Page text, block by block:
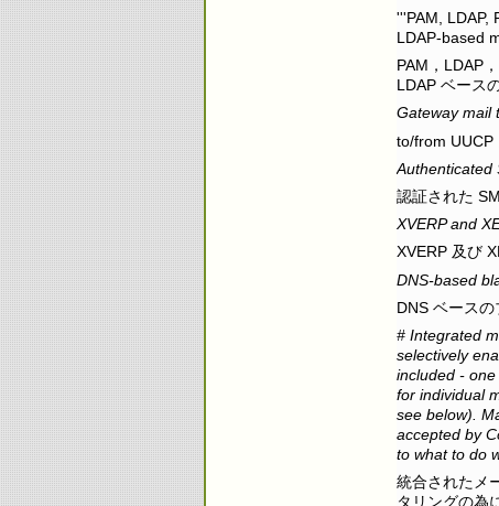
'''PAM, LDAP,
LDAP-based
PAM，LDAP
LDAP ベース
Gateway mail
to/from UUCP
Authenticated
認証された
XVERP and
XVERP 及び
DNS-based
DNS ベース
# Integrated
selectively
included -
for individual
see below).
accepted by
to what to do
統合されたメ
タリングの為